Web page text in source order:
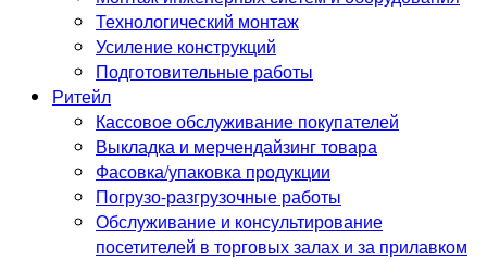
Технологический монтаж
Усиление конструкций
Подготовительные работы
Ритейл
Кассовое обслуживание покупателей
Выкладка и мерчендайзинг товара
Фасовка/упаковка продукции
Погрузо-разгрузочные работы
Обслуживание и консультирование
посетителей в торговых залах и за прилавком